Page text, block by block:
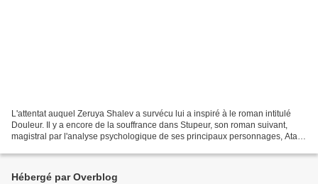
L'attentat auquel Zeruya Shalev a survécu lui a inspiré à le roman intitulé
Douleur. Il y a encore de la souffrance dans Stupeur, son roman suivant,
magistral par l'analyse psychologique de ses principaux personnages, Atara
Hébergé par Overblog